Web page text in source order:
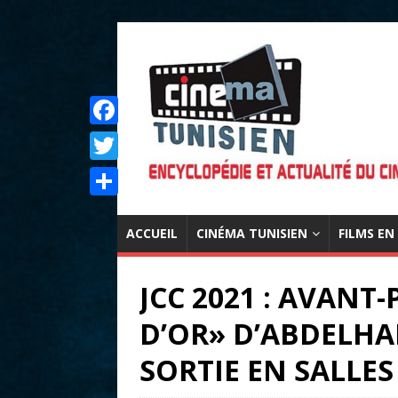
ACCUEIL CINÉMA TUNISIEN FILMS EN
JCC 2021 :
D’OR»
SORTIE EN
F
a
c
T